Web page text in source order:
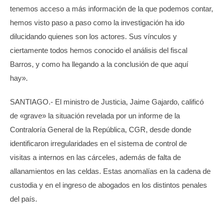
tenemos acceso a más información de la que podemos contar,
hemos visto paso a paso como la investigación ha ido
dilucidando quienes son los actores. Sus vínculos y
ciertamente todos hemos conocido el análisis del fiscal
Barros, y como ha llegando a la conclusión de que aquí
hay».
SANTIAGO.- El ministro de Justicia, Jaime Gajardo, calificó
de «grave» la situación revelada por un informe de la
Contraloría General de la República, CGR, desde donde
identificaron irregularidades en el sistema de control de
visitas a internos en las cárceles, además de falta de
allanamientos en las celdas. Estas anomalías en la cadena de
custodia y en el ingreso de abogados en los distintos penales
del país.